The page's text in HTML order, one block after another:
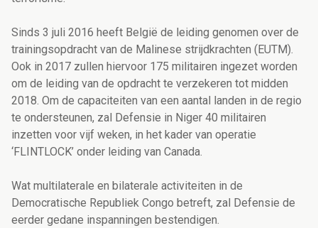
Sinds 3 juli 2016 heeft België de leiding genomen over de
trainingsopdracht van de Malinese strijdkrachten (EUTM).
Ook in 2017 zullen hiervoor 175 militairen ingezet worden
om de leiding van de opdracht te verzekeren tot midden
2018. Om de capaciteiten van een aantal landen in de regio
te ondersteunen, zal Defensie in Niger 40 militairen
inzetten voor vijf weken, in het kader van operatie
‘FLINTLOCK’ onder leiding van Canada.
Wat multilaterale en bilaterale activiteiten in de
Democratische Republiek Congo betreft, zal Defensie de
eerder gedane inspanningen bestendigen.